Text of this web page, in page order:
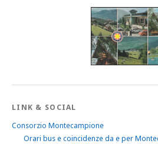
LINK & SOCIAL
Consorzio Montecampione
Orari bus e coincidenze da e per